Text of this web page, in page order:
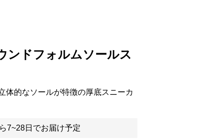
ンドフォルムソールス
体的なソールが特徴の厚底スニーカ
7~28日でお届け予定